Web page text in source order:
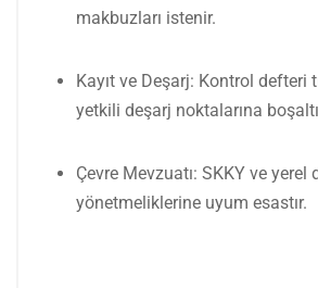
makbuzları istenir.
Kayıt ve Deşarj: Kontrol defteri
yetkili deşarj noktalarına
Çevre Mevzuatı: SKKY ve yerel
yönetmeliklerine uyum esastır.